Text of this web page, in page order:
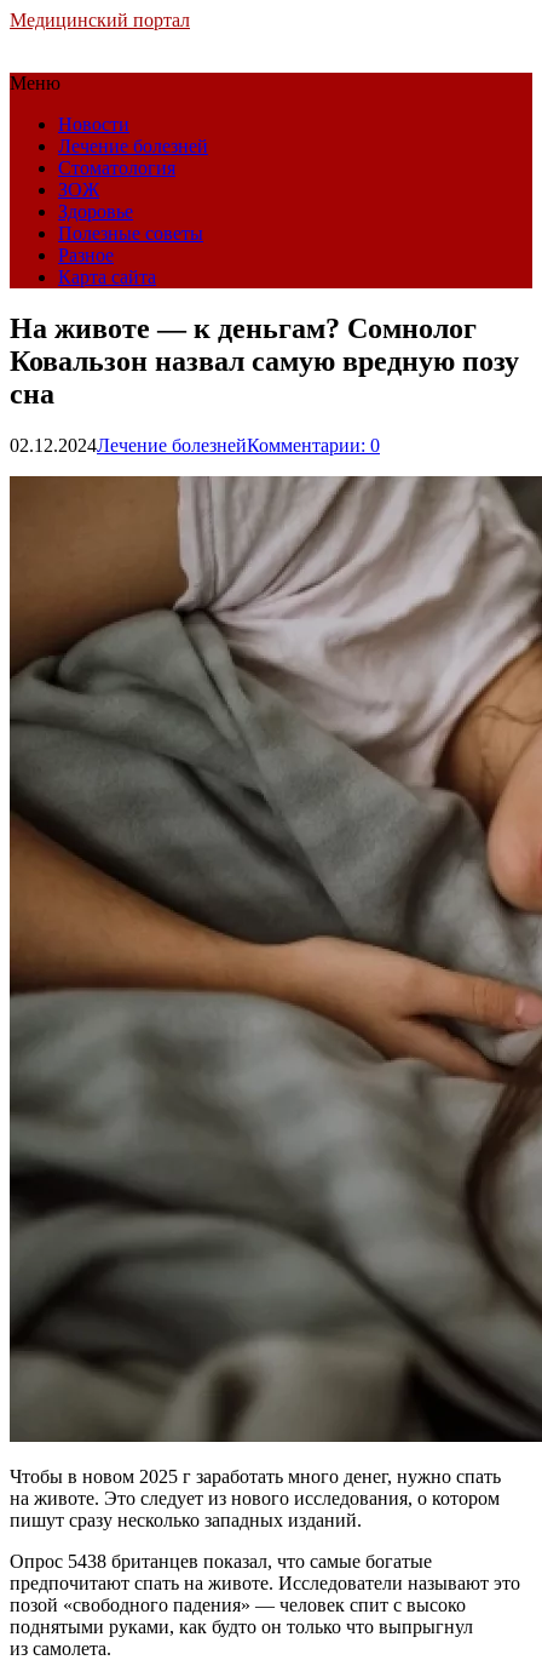
Медицинский портал
Меню
Новости
Лечение болезней
Стоматология
ЗОЖ
Здоровье
Полезные советы
Разное
Карта сайта
На животе — к деньгам? Сомнолог
Ковальзон назвал самую вредную позу
сна
02.12.2024Лечение болезнейКомментарии: 0
Чтобы в новом 2025 г заработать много денег, нужно спать
на животе. Это следует из нового исследования, о котором
пишут сразу несколько западных изданий.
Опрос 5438 британцев показал, что самые богатые
предпочитают спать на животе. Исследователи называют это
позой «свободного падения» — человек спит с высоко
поднятыми руками, как будто он только что выпрыгнул
из самолета.